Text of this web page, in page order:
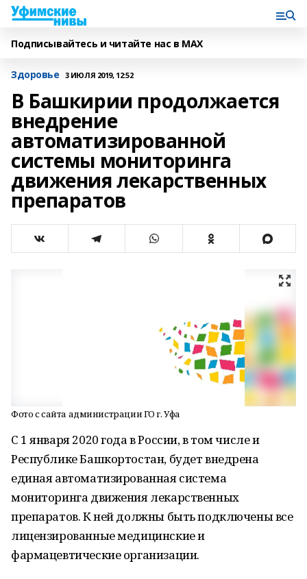
Подписывайтесь и читайте нас в MAX
Здоровье 3 ИЮЛЯ 2019, 12:52
В Башкирии продолжается
внедрение
автоматизированной
системы мониторинга
движения лекарственных
препаратов
Фото с сайта администрации ГО г. Уфа
С 1 января 2020 года в России, в том числе и
Республике Башкортостан, будет внедрена
единая автоматизированная система
мониторинга движения лекарственных
препаратов. К ней должны быть подключены все
лицензированные медицинские и
фармацевтические организации.